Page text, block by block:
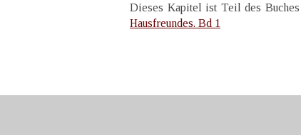
Dieses Kapitel ist Teil des Buches
Hausfreundes. Bd 1